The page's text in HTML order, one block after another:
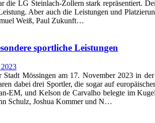
die LG Steinlach-Zollern stark repräsentiert.
Aber auch die Leistungen und
Weiß, Paul Zukunft…
sportliche Leistungen
Stadt Mössingen am 17. November 2023 in
dabei drei Sportler, die sogar auf
EM, und Kelson de Carvalho belegte im
Schulz, Joshua Kommer und N…